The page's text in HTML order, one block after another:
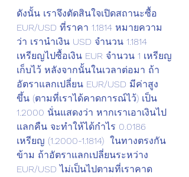
ดังนั้น เราจึงตัดสินใจเปิดสถานะซื้อ
EUR/USD ที่ราคา 1.1814 หมายความ
ว่า เรานำเงิน USD จำนวน 1.1814
เหรียญไปซื้อเงิน EUR จำนวน 1 เหรียญ
เก็บไว้ หลังจากนั้นในเวลาต่อมา ถ้า
อัตราแลกเปลี่ยน EUR/USD มีค่าสูง
ขึ้น (ตามที่เราได้คาดการณ์ไว้) เป็น
1.2000 นั่นแสดงว่า หากเราเอาเงินไป
แลกคืน จะทำให้ได้กำไร 0.0186
เหรียญ (1.2000-1.1814)  ในทางตรงกัน
ข้าม ถ้าอัตราแลกเปลี่ยนระหว่าง
EUR/USD ไม่เป็นไปตามที่เราคาด